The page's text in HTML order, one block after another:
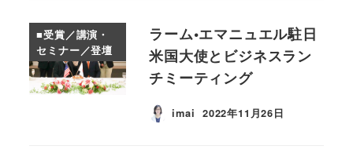
■受賞／講演・
セミナー／登壇
ラーム•エマニュエル駐日
米国大使とビジネスラン
チミーティング
imai 投稿日
2022年11月26日